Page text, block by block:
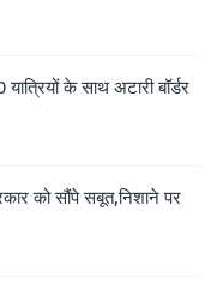
के साथ अटारी बॉर्डर
को सौंपे सबूत,निशाने पर